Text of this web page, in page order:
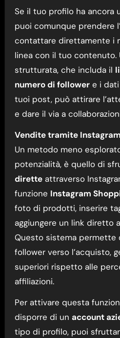
Se il tuo profilo ha ancora
puoi comunque prendere
contattare direttamente i
linea con il tuo contenuto.
strutturata, che includa il
numero di followere i dati
tuoi post, può attirare
e dare il via a
Vendite tramite
Un metodo meno
potenzialità, è quello di
diretteattraverso
funzione Instagram
foto di prodotti, inserire
aggiungere un link diretto
Questo sistema permette
follower verso l’acquisto,
superiori rispetto alle
affiliazioni.
Per attivare questa
disporre di un account
tipo di profilo, puoi